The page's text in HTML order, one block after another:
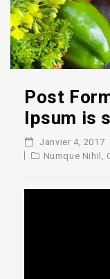
Post
Ipsum is
Janvier 4, 2017
Numque Nihil